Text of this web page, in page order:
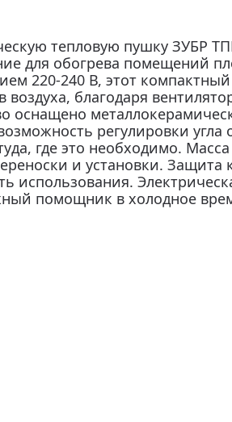
тепловую пушку ЗУБР
для обогрева помещений
220-240 В, этот компактный
благодаря
оснащено
регулировки угла
где это необходимо.
и установки. Защита
использования.
помощник в холодное